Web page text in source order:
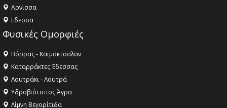
Aρνισσα
Eδεσσα
Φυσικές Ομορφιές
Βόρρας - Καϊμάκτσαλαν
Καταρράκτες Έδεσσας
Λουτράκι - Λουτρά
Υδροβιότοπος Άγρα
Λίμνη Βεγορίτιδα